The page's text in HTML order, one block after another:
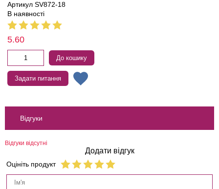
Артикул SV872-18
В наявності
5.60
До кошику
Задати питання
Відгуки
Відгуки відсутні
Додати відгук
Оцініть продукт